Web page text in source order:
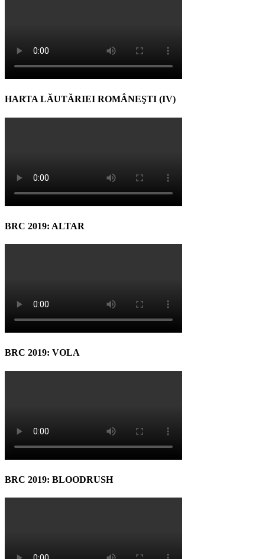
HARTA LĂUTĂRIEI ROMÂNEŞTI (IV)
BRC 2019: ALTAR
BRC 2019: VOLA
BRC 2019: BLOODRUSH